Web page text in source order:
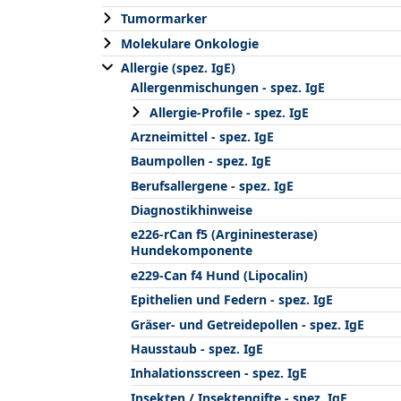
Tumormarker
Molekulare Onkologie
Allergie (spez. IgE)
Allergenmischungen - spez. IgE
Allergie-Profile - spez. IgE
Arzneimittel - spez. IgE
Baumpollen - spez. IgE
Berufsallergene - spez. IgE
Diagnostikhinweise
e226-rCan f5 (Argininesterase)
Hundekomponente
e229-Can f4 Hund (Lipocalin)
Epithelien und Federn - spez. IgE
Gräser- und Getreidepollen - spez. IgE
Hausstaub - spez. IgE
Inhalationsscreen - spez. IgE
Insekten / Insektengifte - spez. IgE